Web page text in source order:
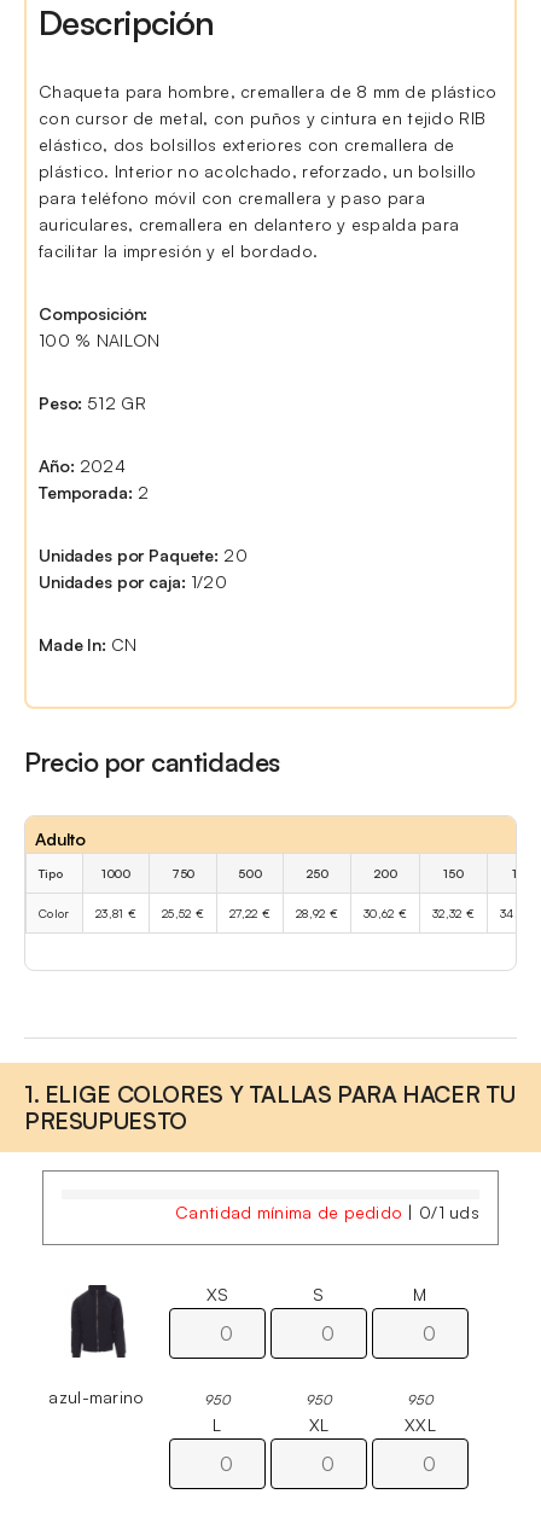
Descripción
Chaqueta para hombre, cremallera de 8 mm de plástico
con cursor de metal, con puños y cintura en tejido RIB
elástico, dos bolsillos exteriores con cremallera de
plástico. Interior no acolchado, reforzado, un bolsillo
para teléfono móvil con cremallera y paso para
auriculares, cremallera en delantero y espalda para
facilitar la impresión y el bordado.
Composición:
100 % NAILON
Peso: 512 GR
Año: 2024
Temporada: 2
Unidades por Paquete: 20
Unidades por caja: 1/20
Made In: CN
Precio por cantidades
Adulto
Tipo 1000 750 500 250 200 150 100
Color 23,81 € 25,52 € 27,22 € 28,92 € 30,62 € 32,32 € 34,02
1. ELIGE COLORES Y TALLAS PARA HACER TU
PRESUPUESTO
Cantidad mínima de pedido | 0/1 uds
azul-marino
XS
950
S
950
M
950
L XL XXL